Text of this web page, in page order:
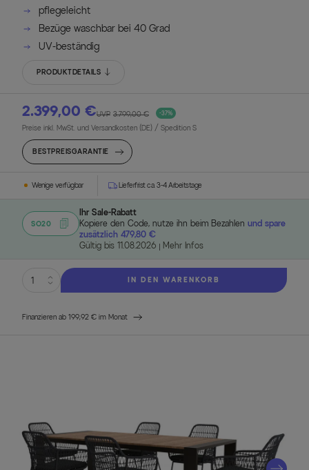
pflegeleicht
Bezüge waschbar bei 40 Grad
UV-beständig
PRODUKTDETAILS
2.399,00 € -37%
UVP 3.799,00 €
Preise inkl. MwSt. und Versandkosten (DE) / Spedition S
BESTPREISGARANTIE
Wenige verfügbar Lieferfrist ca. 3-4 Arbeitstage
SO20
Ihr Sale-Rabatt
Kopiere den Code, nutze ihn beim Bezahlen und spare
zusätzlich 479,80 €
Gültig bis 11.08.2026
Mehr Infos
IN DEN WARENKORB
Finanzieren ab 199,92 € im Monat